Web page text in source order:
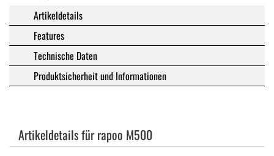
Artikeldetails
Features
Technische Daten
Produktsicherheit und Informationen
Artikeldetails für rapoo M500